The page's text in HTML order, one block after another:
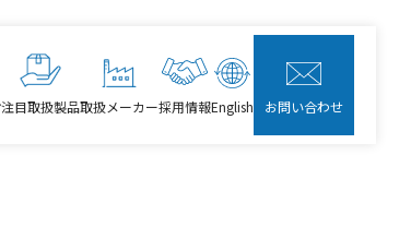
注目取扱製品取扱メーカー採用情報English お問い合わせ